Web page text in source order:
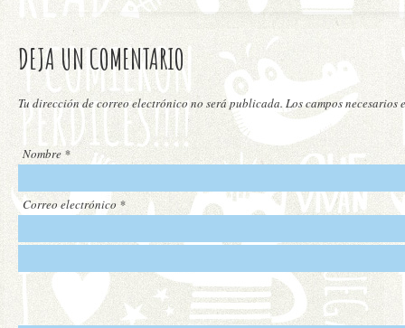
DEJA UN COMENTARIO
Tu dirección de correo electrónico no será publicada. Los campos necesarios
Nombre *
Correo electrónico *